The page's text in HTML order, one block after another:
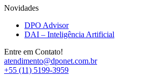
Novidades
DPO Advisor
DAI – Inteligência Artificial
Entre em Contato!
atendimento@dponet.com.br
+55 (11) 5199-3959